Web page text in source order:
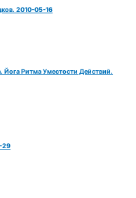
2010-05-16
Йога Ритма Уместости Действий.
29